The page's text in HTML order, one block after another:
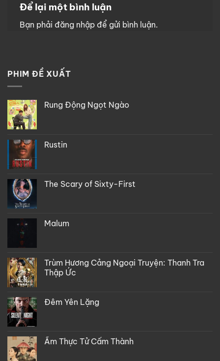
Để lại một bình luận
Bạn phải đăng nhập để gửi bình luận.
PHIM ĐỀ XUẤT
Rung Động Ngọt Ngào
Rustin
The Scary of Sixty-First
Malum
Trùm Hương Cảng Ngoại Truyện: Thanh Tra
Thập Ức
Đêm Yên Lặng
Ẩm Thực Tử Cấm Thành